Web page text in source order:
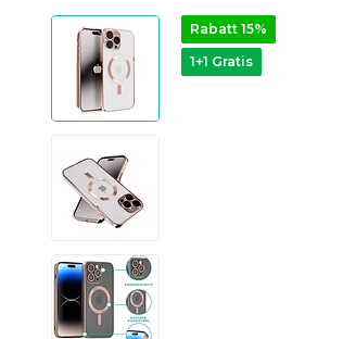
Rabatt 15%
1+1 Gratis